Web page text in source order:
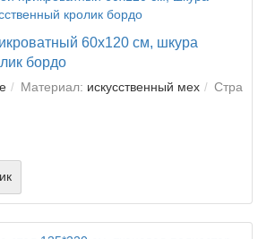
60х120 см, шкура
бордо
Материал: искусственный мех
Стра